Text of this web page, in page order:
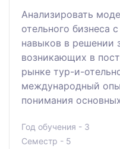
Анализировать
отельного бизнеса
навыков в решении
возникающих в
рынке тур-и-
международный
понимания
Год обучения - 3
Семестр - 5